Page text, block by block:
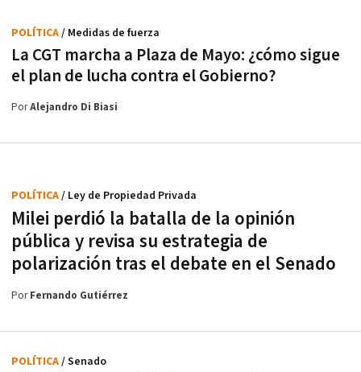
La CGT marcha a Plaza de Mayo: ¿cómo sigue
el plan de lucha contra el Gobierno?
POLÍTICA/ Medidas de fuerza
PorAlejandro Di Biasi
Milei perdió la batalla de la opinión
pública y revisa su estrategia de
polarización tras el debate en el Senado
POLÍTICA/ Ley de Propiedad Privada
PorFernando Gutiérrez
POLÍTICA/ Senado